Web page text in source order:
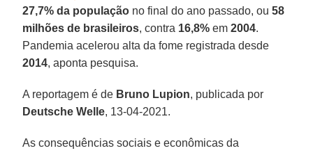
27,7% da população no final do ano passado, ou 58
milhões de brasileiros, contra 16,8% em2004.
Pandemia acelerou alta da fome registrada desde
2014, aponta pesquisa.
A reportagem é de Bruno Lupion, publicada por
Deutsche Welle, 13-04-2021.
As consequências sociais e econômicas da